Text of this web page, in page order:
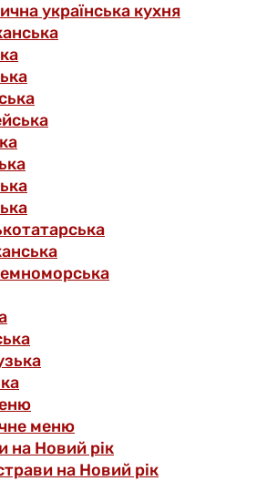
українська кухня
меню
на Новий рік
на Новий рік